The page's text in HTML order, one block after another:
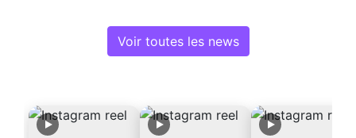
Voir toutes les news